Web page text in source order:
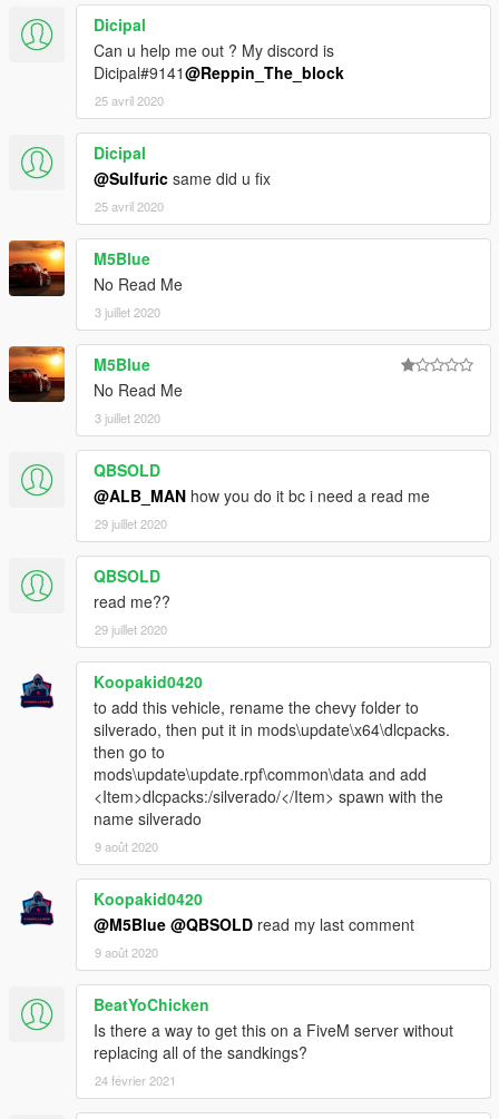
Dicipal
Can u help me out ? My discord is
Dicipal#9141@Reppin_The_block
25 avril 2020
Dicipal
@Sulfuric same did u fix
25 avril 2020
M5Blue
No Read Me
3 juillet 2020
M5Blue
No Read Me
3 juillet 2020
QBSOLD
@ALB_MAN how you do it bc i need a read me
29 juillet 2020
QBSOLD
read me??
29 juillet 2020
Koopakid0420
to add this vehicle, rename the chevy folder to
silverado, then put it in mods\update\x64\dlcpacks.
then go to
mods\update\update.rpf\common\data and add
<Item>dlcpacks:/silverado/</Item> spawn with the
name silverado
9 août 2020
Koopakid0420
@M5Blue @QBSOLD read my last comment
9 août 2020
BeatYoChicken
Is there a way to get this on a FiveM server without
replacing all of the sandkings?
24 février 2021